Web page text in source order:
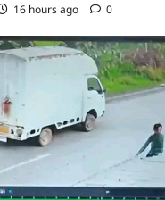
16 hours ago 0